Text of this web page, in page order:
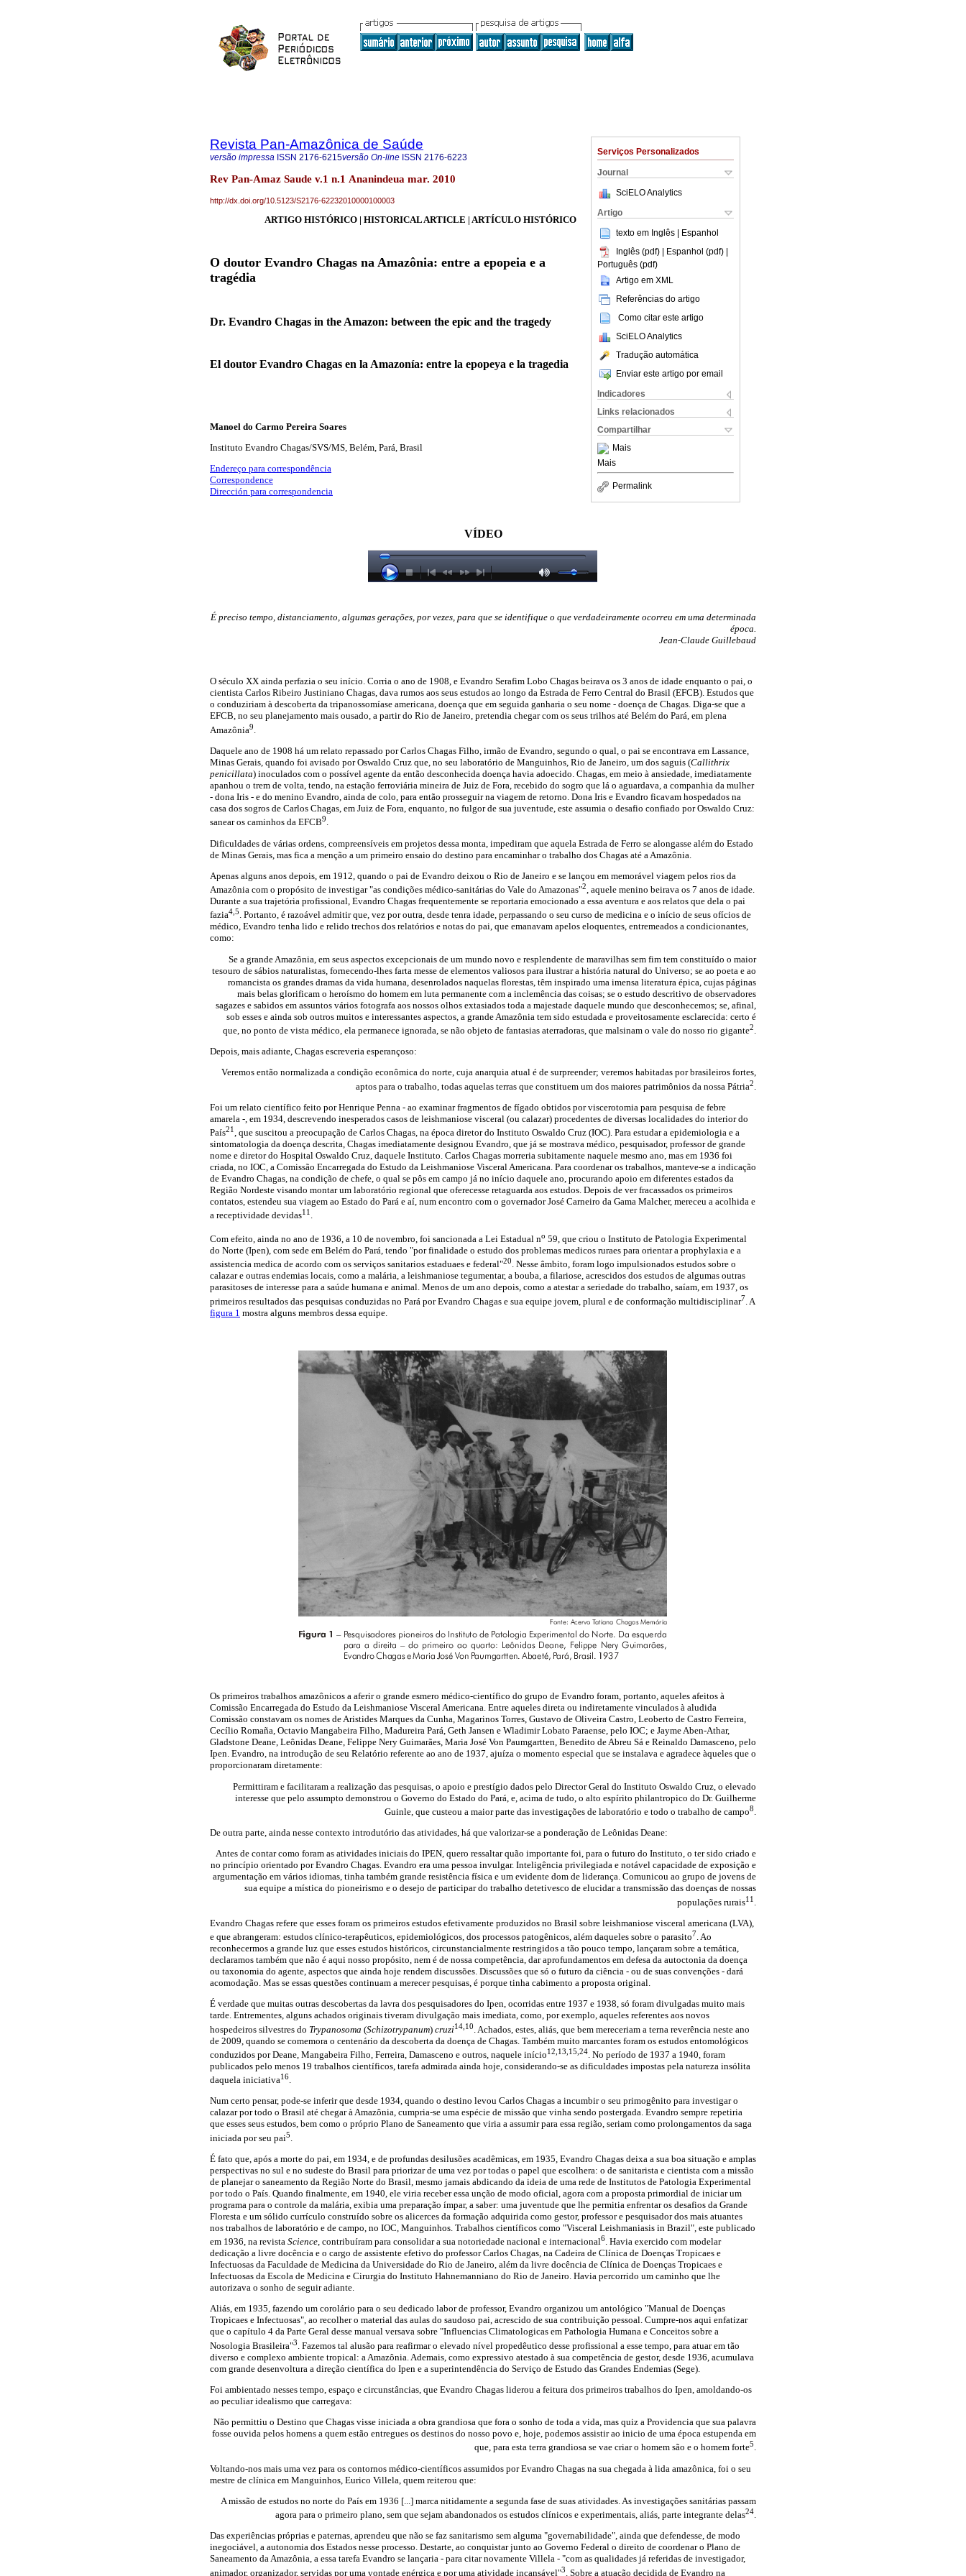
Serviços Personalizados
Journal
SciELO Analytics
Artigo
texto em Inglês | Espanhol
Inglês (pdf) | Espanhol (pdf) |
Português (pdf)
Artigo em XML
Referências do artigo
Como citar este artigo
SciELO Analytics
Tradução automática
Enviar este artigo por email
Indicadores
Links relacionados
Compartilhar
Mais
Mais
Permalink
Revista Pan-Amazônica de Saúde
versão impressa ISSN 2176-6215versão On-line ISSN 2176-6223
Rev Pan-Amaz Saude v.1 n.1 Ananindeua mar. 2010
http://dx.doi.org/10.5123/S2176-62232010000100003
ARTIGO HISTÓRICO | HISTORICAL ARTICLE | ARTÍCULO HISTÓRICO
O doutor Evandro Chagas na Amazônia: entre a epopeia e a
tragédia
Dr. Evandro Chagas in the Amazon: between the epic and the tragedy
El doutor Evandro Chagas en la Amazonía: entre la epopeya e la tragedia
Manoel do Carmo Pereira Soares
Instituto Evandro Chagas/SVS/MS, Belém, Pará, Brasil
Endereço para correspondência
Correspondence
Dirección para correspondencia
VÍDEO
É preciso tempo, distanciamento, algumas gerações, por vezes, para que se identifique o que verdadeiramente ocorreu em uma determinada
época.
Jean-Claude Guillebaud
O século XX ainda perfazia o seu início. Corria o ano de 1908, e Evandro Serafim Lobo Chagas beirava os 3 anos de idade enquanto o pai, o
cientista Carlos Ribeiro Justiniano Chagas, dava rumos aos seus estudos ao longo da Estrada de Ferro Central do Brasil (EFCB). Estudos que
o conduziriam à descoberta da tripanossomíase americana, doença que em seguida ganharia o seu nome - doença de Chagas. Diga-se que a
EFCB, no seu planejamento mais ousado, a partir do Rio de Janeiro, pretendia chegar com os seus trilhos até Belém do Pará, em plena
Amazônia9
Daquele ano de 1908 há um relato repassado por Carlos Chagas Filho, irmão de Evandro, segundo o qual, o pai se encontrava em Lassance,
Minas Gerais, quando foi avisado por Oswaldo Cruz que, no seu laboratório de Manguinhos, Rio de Janeiro, um dos saguis (Callithrix
penicillata) inoculados com o possível agente da então desconhecida doença havia adoecido. Chagas, em meio à ansiedade, imediatamente
apanhou o trem de volta, tendo, na estação ferroviária mineira de Juiz de Fora, recebido do sogro que lá o aguardava, a companhia da mulher
- dona Iris - e do menino Evandro, ainda de colo, para então prosseguir na viagem de retorno. Dona Iris e Evandro ficavam hospedados na
casa dos sogros de Carlos Chagas, em Juiz de Fora, enquanto, no fulgor de sua juventude, este assumia o desafio confiado por Oswaldo Cruz:
sanear os caminhos da EFCB9.
Dificuldades de várias ordens, compreensíveis em projetos dessa monta, impediram que aquela Estrada de Ferro se alongasse além do Estado
de Minas Gerais, mas fica a menção a um primeiro ensaio do destino para encaminhar o trabalho dos Chagas até a Amazônia.
Apenas alguns anos depois, em 1912, quando o pai de Evandro deixou o Rio de Janeiro e se lançou em memorável viagem pelos rios da
Amazônia com o propósito de investigar "as condições médico-sanitárias do Vale do Amazonas"2, aquele menino beirava os 7 anos de idade.
Durante a sua trajetória profissional, Evandro Chagas frequentemente se reportaria emocionado a essa aventura e aos relatos que dela o pai
fazia4,5. Portanto, é razoável admitir que, vez por outra, desde tenra idade, perpassando o seu curso de medicina e o início de seus ofícios de
médico, Evandro tenha lido e relido trechos dos relatórios e notas do pai, que emanavam apelos eloquentes, entremeados a condicionantes,
como:
Se a grande Amazônia, em seus aspectos excepcionais de um mundo novo e resplendente de maravilhas sem fim tem constituído o maior
tesouro de sábios naturalistas, fornecendo-lhes farta messe de elementos valiosos para ilustrar a história natural do Universo; se ao poeta e ao
romancista os grandes dramas da vida humana, desenrolados naquelas florestas, têm inspirado uma imensa literatura épica, cujas páginas
mais belas glorificam o heroísmo do homem em luta permanente com a inclemência das coisas; se o estudo descritivo de observadores
sagazes e sabidos em assuntos vários fotografa aos nossos olhos extasiados toda a majestade daquele mundo que desconhecemos; se, afinal,
sob esses e ainda sob outros muitos e interessantes aspectos, a grande Amazônia tem sido estudada e proveitosamente esclarecida: certo é
que, no ponto de vista médico, ela permanece ignorada, se não objeto de fantasias aterradoras, que malsinam o vale do nosso rio gigante2
Depois, mais adiante, Chagas escreveria esperançoso:
Veremos então normalizada a condição econômica do norte, cuja anarquia atual é de surpreender; veremos habitadas por brasileiros fortes,
aptos para o trabalho, todas aquelas terras que constituem um dos maiores patrimônios da nossa Pátria2
Foi um relato científico feito por Henrique Penna - ao examinar fragmentos de fígado obtidos por viscerotomia para pesquisa de febre
amarela -, em 1934, descrevendo inesperados casos de leishmaniose visceral (ou calazar) procedentes de diversas localidades do interior do
País21, que suscitou a preocupação de Carlos Chagas, na época diretor do Instituto Oswaldo Cruz (IOC). Para estudar a epidemiologia e a
sintomatologia da doença descrita, Chagas imediatamente designou Evandro, que já se mostrava médico, pesquisador, professor de grande
nome e diretor do Hospital Oswaldo Cruz, daquele Instituto. Carlos Chagas morreria subitamente naquele mesmo ano, mas em 1936 foi
criada, no IOC, a Comissão Encarregada do Estudo da Leishmaniose Visceral Americana. Para coordenar os trabalhos, manteve-se a indicação
de Evandro Chagas, na condição de chefe, o qual se pôs em campo já no início daquele ano, procurando apoio em diferentes estados da
Região Nordeste visando montar um laboratório regional que oferecesse retaguarda aos estudos. Depois de ver fracassados os primeiros
contatos, estendeu sua viagem ao Estado do Pará e aí, num encontro com o governador José Carneiro da Gama Malcher, mereceu a acolhida e
a receptividade devidas11 .
Com efeito, ainda no ano de 1936, a 10 de novembro, foi sancionada a Lei Estadual no 59, que criou o Instituto de Patologia Experimental
do Norte (Ipen), com sede em Belém do Pará, tendo "por finalidade o estudo dos problemas medicos ruraes para orientar a prophylaxia e a
assistencia medica de acordo com os serviços sanitarios estaduaes e federal"20. Nesse âmbito, foram logo impulsionados estudos sobre o
calazar e outras endemias locais, como a malária, a leishmaniose tegumentar, a bouba, a filariose, acrescidos dos estudos de algumas outras
parasitoses de interesse para a saúde humana e animal. Menos de um ano depois, como a atestar a seriedade do trabalho, saíam, em 1937, os
primeiros resultados das pesquisas conduzidas no Pará por Evandro Chagas e sua equipe jovem, plural e de conformação multidisciplinar7 . A
figura 1 mostra alguns membros dessa equipe.
Os primeiros trabalhos amazônicos a aferir o grande esmero médico-científico do grupo de Evandro foram, portanto, aqueles afeitos à
Comissão Encarregada do Estudo da Leishmaniose Visceral Americana. Entre aqueles direta ou indiretamente vinculados à aludida
Comissão constavam os nomes de Aristides Marques da Cunha, Magarinos Torres, Gustavo de Oliveira Castro, Leoberto de Castro Ferreira,
Cecílio Romaña, Octavio Mangabeira Filho, Madureira Pará, Geth Jansen e Wladimir Lobato Paraense, pelo IOC; e Jayme Aben-Athar,
Gladstone Deane, Leônidas Deane, Felippe Nery Guimarães, Maria José Von Paumgartten, Benedito de Abreu Sá e Reinaldo Damasceno, pelo
Ipen. Evandro, na introdução de seu Relatório referente ao ano de 1937, ajuíza o momento especial que se instalava e agradece àqueles que o
proporcionaram diretamente:
Permittiram e facilitaram a realização das pesquisas, o apoio e prestígio dados pelo Director Geral do Instituto Oswaldo Cruz, o elevado
interesse que pelo assumpto demonstrou o Governo do Estado do Pará, e, acima de tudo, o alto espírito philantropico do Dr. Guilherme
Guinle, que custeou a maior parte das investigações de laboratório e todo o trabalho de campo8
De outra parte, ainda nesse contexto introdutório das atividades, há que valorizar-se a ponderação de Leônidas Deane:
Antes de contar como foram as atividades iniciais do IPEN, quero ressaltar quão importante foi, para o futuro do Instituto, o ter sido criado e
no princípio orientado por Evandro Chagas. Evandro era uma pessoa invulgar. Inteligência privilegiada e notável capacidade de exposição e
argumentação em vários idiomas, tinha também grande resistência física e um evidente dom de liderança. Comunicou ao grupo de jovens de
sua equipe a mística do pioneirismo e o desejo de participar do trabalho detetivesco de elucidar a transmissão das doenças de nossas
populações rurais11
Evandro Chagas refere que esses foram os primeiros estudos efetivamente produzidos no Brasil sobre leishmaniose visceral americana (LVA),
e que abrangeram: estudos clínico-terapêuticos, epidemiológicos, dos processos patogênicos, além daqueles sobre o parasito7. Ao
reconhecermos a grande luz que esses estudos históricos, circunstancialmente restringidos a tão pouco tempo, lançaram sobre a temática,
declaramos também que não é aqui nosso propósito, nem é de nossa competência, dar aprofundamentos em defesa da autoctonia da doença
ou taxonomia do agente, aspectos que ainda hoje rendem discussões. Discussões que só o futuro da ciência - ou de suas convenções - dará
acomodação. Mas se essas questões continuam a merecer pesquisas, é porque tinha cabimento a proposta original.
É verdade que muitas outras descobertas da lavra dos pesquisadores do Ipen, ocorridas entre 1937 e 1938, só foram divulgadas muito mais
tarde. Entrementes, alguns achados originais tiveram divulgação mais imediata, como, por exemplo, aqueles referentes aos novos
hospedeiros silvestres do Trypanosoma (Schizotrypanum) cruzi14,10 . Achados, estes, aliás, que bem mereceriam a terna reverência neste ano
de 2009, quando se comemora o centenário da descoberta da doença de Chagas. Também muito marcantes foram os estudos entomológicos
conduzidos por Deane, Mangabeira Filho, Ferreira, Damasceno e outros, naquele início12,13,15,24 . No período de 1937 a 1940, foram
publicados pelo menos 19 trabalhos científicos, tarefa admirada ainda hoje, considerando-se as dificuldades impostas pela natureza insólita
daquela iniciativa16.
Num certo pensar, pode-se inferir que desde 1934, quando o destino levou Carlos Chagas a incumbir o seu primogênito para investigar o
calazar por todo o Brasil até chegar à Amazônia, cumpria-se uma espécie de missão que vinha sendo postergada. Evandro sempre repetiria
que esses seus estudos, bem como o próprio Plano de Saneamento que viria a assumir para essa região, seriam como prolongamentos da saga
iniciada por seu pai5
É fato que, após a morte do pai, em 1934, e de profundas desilusões acadêmicas, em 1935, Evandro Chagas deixa a sua boa situação e amplas
perspectivas no sul e no sudeste do Brasil para priorizar de uma vez por todas o papel que escolhera: o de sanitarista e cientista com a missão
de planejar o saneamento da Região Norte do Brasil, mesmo jamais abdicando da ideia de uma rede de Institutos de Patologia Experimental
por todo o País. Quando finalmente, em 1940, ele viria receber essa unção de modo oficial, agora com a proposta primordial de iniciar um
programa para o controle da malária, exibia uma preparação ímpar, a saber: uma juventude que lhe permitia enfrentar os desafios da Grande
Floresta e um sólido currículo construído sobre os alicerces da formação adquirida como gestor, professor e pesquisador dos mais atuantes
nos trabalhos de laboratório e de campo, no IOC, Manguinhos. Trabalhos científicos como "Visceral Leishmaniasis in Brazil", este publicado
em 1936, na revista Science, contribuíram para consolidar a sua notoriedade nacional e internacional6. Havia exercido com modelar
dedicação a livre docência e o cargo de assistente efetivo do professor Carlos Chagas, na Cadeira de Clínica de Doenças Tropicaes e
Infectuosas da Faculdade de Medicina da Universidade do Rio de Janeiro, além da livre docência de Clínica de Doenças Tropicaes e
Infectuosas da Escola de Medicina e Cirurgia do Instituto Hahnemanniano do Rio de Janeiro. Havia percorrido um caminho que lhe
autorizava o sonho de seguir adiante.
Aliás, em 1935, fazendo um corolário para o seu dedicado labor de professor, Evandro organizou um antológico "Manual de Doenças
Tropicaes e Infectuosas", ao recolher o material das aulas do saudoso pai, acrescido de sua contribuição pessoal. Cumpre-nos aqui enfatizar
que o capítulo 4 da Parte Geral desse manual versava sobre "Influencias Climatologicas em Pathologia Humana e Conceitos sobre a
Nosologia Brasileira"3 . Fazemos tal alusão para reafirmar o elevado nível propedêutico desse profissional a esse tempo, para atuar em tão
diverso e complexo ambiente tropical: a Amazônia. Ademais, como expressivo atestado à sua competência de gestor, desde 1936, acumulava
com grande desenvoltura a direção científica do Ipen e a superintendência do Serviço de Estudo das Grandes Endemias (Sege).
Foi ambientado nesses tempo, espaço e circunstâncias, que Evandro Chagas liderou a feitura dos primeiros trabalhos do Ipen, amoldando-os
ao peculiar idealismo que carregava:
Não permittiu o Destino que Chagas visse iniciada a obra grandiosa que fora o sonho de toda a vida, mas quiz a Providencia que sua palavra
fosse ouvida pelos homens a quem estão entregues os destinos do nosso povo e, hoje, podemos assistir ao inicio de uma época estupenda em
que, para esta terra grandiosa se vae criar o homem são e o homem forte5.
Voltando-nos mais uma vez para os contornos médico-científicos assumidos por Evandro Chagas na sua chegada à lida amazônica, foi o seu
mestre de clínica em Manguinhos, Eurico Villela, quem reiterou que:
A missão de estudos no norte do País em 1936 [...] marca nitidamente a segunda fase de suas atividades. As investigações sanitárias passam
agora para o primeiro plano, sem que sejam abandonados os estudos clínicos e experimentais, aliás, parte integrante delas24.
Das experiências próprias e paternas, aprendeu que não se faz sanitarismo sem alguma "governabilidade", ainda que defendesse, de modo
inegociável, a autonomia dos Estados nesse processo. Destarte, ao conquistar junto ao Governo Federal o direito de coordenar o Plano de
Saneamento da Amazônia, a essa tarefa Evandro se lançaria - para citar novamente Villela - "com as qualidades já referidas de investigador,
animador, organizador, servidas por uma vontade enérgica e por uma atividade incansável"3 . Sobre a atuação decidida de Evandro na